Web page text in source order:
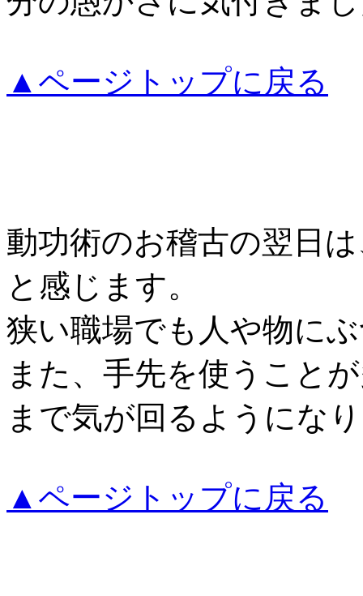
▲ページトップに戻る
動功術のお稽古の翌日
と感じます。
狭い職場でも人や物に
また、手先を使うこと
まで気が回るようにな
▲ページトップに戻る